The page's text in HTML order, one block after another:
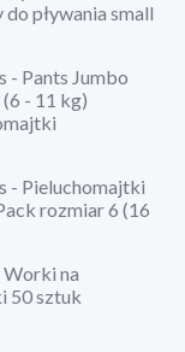
do pływania small
- Pants Jumbo
(6 - 11 kg)
- Pieluchomajtki
rozmiar 6 (16
Worki na
50 sztuk